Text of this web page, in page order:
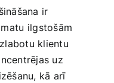
ir
ilgstošām
klientu
uz
kā arī